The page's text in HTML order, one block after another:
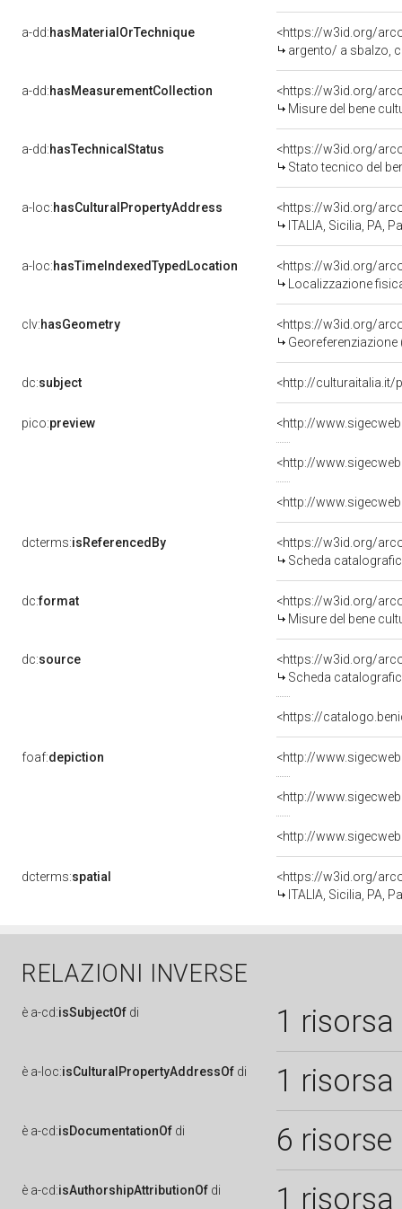
a-dd:hasMaterialOrTechnique
<https://w3id.org/
argento/ a sbalzo,
a-dd:hasMeasurementCollection
<https://w3id.org/
Misure del bene
a-dd:hasTechnicalStatus
<https://w3id.org/
Stato tecnico del
a-loc:hasCulturalPropertyAddress
<https://w3id.org/
ITALIA, Sicilia, PA,
a-loc:hasTimeIndexedTypedLocation
<https://w3id.org/
Localizzazione
clv:hasGeometry
<https://w3id.org/
dc:subject <http://culturaitalia.it/
pico:preview <http://
<http://
<http://
dcterms:isReferencedBy
<https://w3id.org/
Scheda
dc:format
<https://w3id.org/
Misure del bene
dc:source
<https://w3id.org/
Scheda
<https://
foaf:depiction <http://
<http://
<http://
dcterms:spatial
<https://w3id.org/
ITALIA, Sicilia, PA,
RELAZIONI INVERSE
è a-cd:isSubjectOf di 1 risorsa
è a-loc:isCulturalPropertyAddressOf di 1 risorsa
è a-cd:isDocumentationOf di 6 risorse
è a-cd:isAuthorshipAttributionOf di 1 risorsa